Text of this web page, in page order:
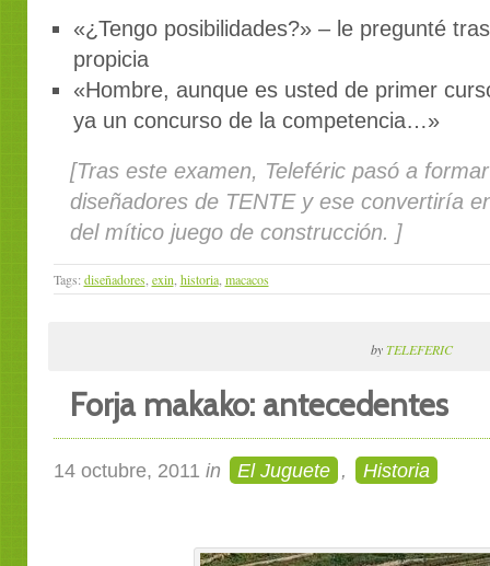
«¿Tengo posibilidades?» – le pregunté
propicia
«Hombre, aunque es usted de primer
ya un concurso de la competencia…»
[Tras este examen, Teleféric pasó a
diseñadores de TENTE y ese convertiría
del mítico juego de construcción. ]
Tags: diseñadores, exin historia, macacos
byTELEFERIC
Forja makako: antecedentes
14 octubre, 2011 in El Juguete , Historia